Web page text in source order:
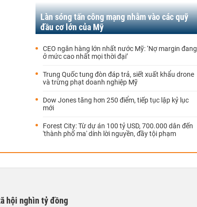
Làn sóng tấn công mạng nhằm vào các quỹ
đầu cơ lớn của Mỹ
CEO ngân hàng lớn nhất nước Mỹ: ‘Nợ margin đang
ở mức cao nhất mọi thời đại’
Trung Quốc tung đòn đáp trả, siết xuất khẩu drone
và trừng phạt doanh nghiệp Mỹ
Dow Jones tăng hơn 250 điểm, tiếp tục lập kỷ lục
mới
Forest City: Từ dự án 100 tỷ USD, 700.000 dân đến
'thành phố ma' dính lời nguyền, đầy tội phạm
hội nghìn tỷ đồng